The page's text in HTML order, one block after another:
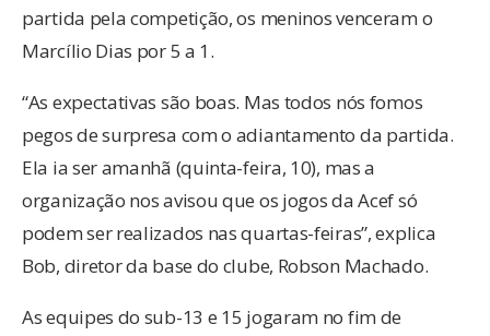
partida pela competição, os meninos venceram o
Marcílio Dias por 5 a 1.
“As expectativas são boas. Mas todos nós fomos
pegos de surpresa com o adiantamento da partida.
Ela ia ser amanhã (quinta-feira, 10), mas a
organização nos avisou que os jogos da Acef só
podem ser realizados nas quartas-feiras”, explica
Bob, diretor da base do clube, Robson Machado.
As equipes do sub-13 e 15 jogaram no fim de